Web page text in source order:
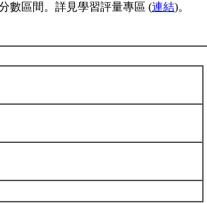
數區間。詳見學習評量專區 (連結)。